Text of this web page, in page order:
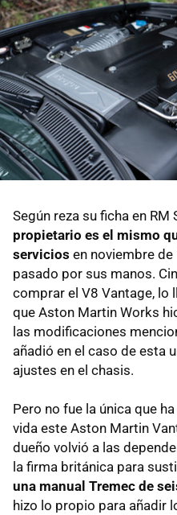
Según reza su ficha en RM
propietario es el mismo
servicios en noviembre
pasado por sus manos.
comprar el V8 Vantage, lo
que Aston Martin Works
las modificaciones
añadió en el caso de esta
ajustes en el chasis.
Pero no fue la única que
vida este Aston Martin
dueño volvió a las
la firma británica para
una manual Tremec de
hizo lo propio para añadir